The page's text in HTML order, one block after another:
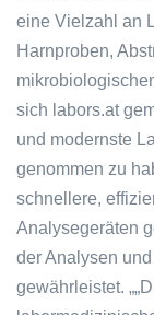
eine Vielzahl an
Harnproben,
sich labors.at
und modernste
genommen zu
schnellere,
Analysegeräten
der Analysen
gewährleistet. „